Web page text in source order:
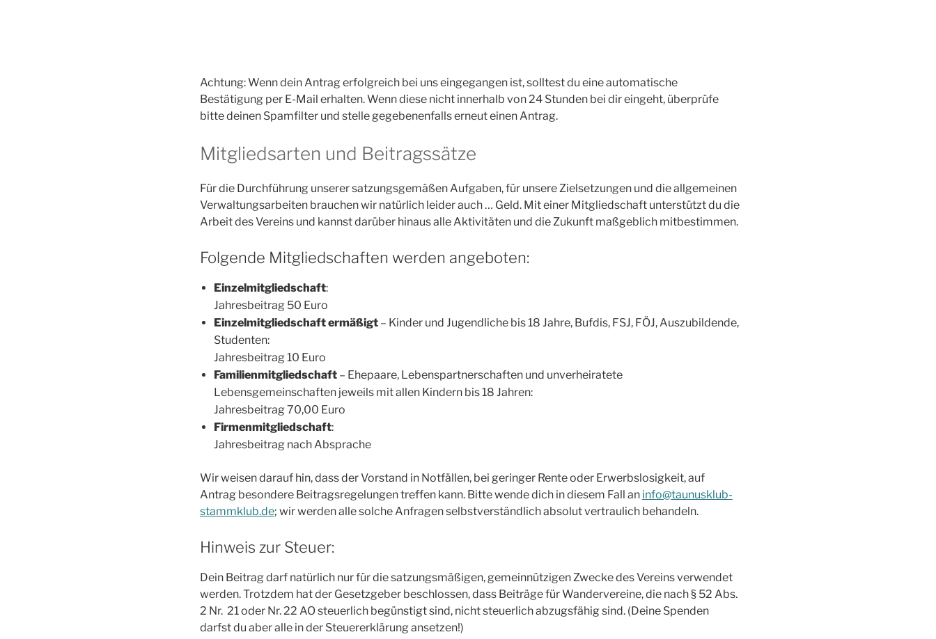
Achtung: Wenn dein Antrag erfolgreich bei uns eingegangen ist, solltest du eine automatische
Bestätigung per E-Mail erhalten. Wenn diese nicht innerhalb von 24 Stunden bei dir eingeht, überprüfe
bitte deinen Spamfilter und stelle gegebenenfalls erneut einen Antrag.
Mitgliedsarten und Beitragssätze
Für die Durchführung unserer satzungsgemäßen Aufgaben, für unsere Zielsetzungen und die allgemeinen
Verwaltungsarbeiten brauchen wir natürlich leider auch … Geld. Mit einer Mitgliedschaft unterstützt du die
Arbeit des Vereins und kannst darüber hinaus alle Aktivitäten und die Zukunft maßgeblich mitbestimmen.
Folgende Mitgliedschaften werden angeboten:
Einzelmitgliedschaft:
Jahresbeitrag 50 Euro
Einzelmitgliedschaft ermäßigt– Kinder und Jugendliche bis 18 Jahre, Bufdis, FSJ, FÖJ, Auszubildende,
Studenten:
Jahresbeitrag 10 Euro
Familienmitgliedschaft– Ehepaare, Lebenspartnerschaften und unverheiratete
Lebensgemeinschaften jeweils mit allen Kindern bis 18 Jahren:
Jahresbeitrag 70,00 Euro
Firmenmitgliedschaft:
Jahresbeitrag nach Absprache
Wir weisen darauf hin, dass der Vorstand in Notfällen, bei geringer Rente oder Erwerbslosigkeit, auf
Antrag besondere Beitragsregelungen treffen kann. Bitte wende dich in diesem Fall an info@taunusklub-
stammklub.de; wir werden alle solche Anfragen selbstverständlich absolut vertraulich behandeln.
Hinweis zur Steuer:
Dein Beitrag darf natürlich nur für die satzungsmäßigen, gemeinnützigen Zwecke des Vereins verwendet
werden. Trotzdem hat der Gesetzgeber beschlossen, dass Beiträge für Wandervereine, die nach § 52 Abs.
2 Nr. 21 oder Nr. 22 AO steuerlich begünstigt sind, nicht steuerlich abzugsfähig sind. (Deine Spenden
darfst du aber alle in der Steuererklärung ansetzen!)